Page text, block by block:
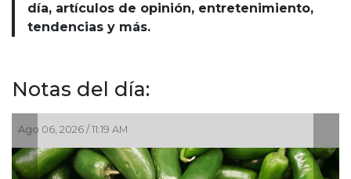
día, artículos de opinión, entretenimiento,
tendencias y más.
Notas del día:
Ago 06, 2026 / 11:19 AM